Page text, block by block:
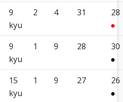
9
kyu
2 4 31 28
9
kyu
1 9 28 30
15
kyu
1 9 27 26